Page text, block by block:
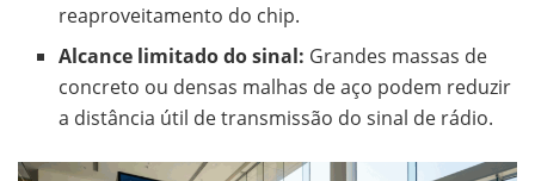
reaproveitamento do chip.
Alcance limitado do sinal: Grandes massas de
concreto ou densas malhas de aço podem reduzir
a distância útil de transmissão do sinal de rádio.